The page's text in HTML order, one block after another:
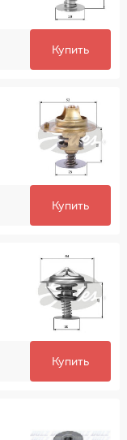
Купить
Купить
Купить